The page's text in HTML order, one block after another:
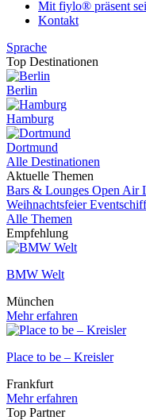
Mit fiylo® präsent
Kontakt
Sprache
Top Destinationen
Berlin
Hamburg
Dortmund
Alle Destinationen
Aktuelle Themen
Bars & Lounges Open Air
Weihnachtsfeier
Alle Themen
Empfehlung
BMW Welt
München
Mehr erfahren
Place to be – Kreisler
Frankfurt
Mehr erfahren
Top Partner